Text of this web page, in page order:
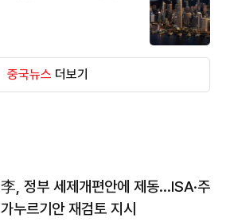
중국뉴스 더보기
李, 정부 세제개편안에 제동…ISA·주
가누르기안 재검토 지시